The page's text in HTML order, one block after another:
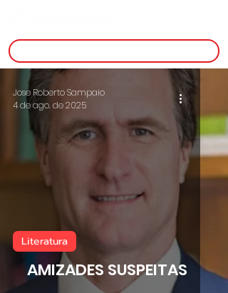
AMIZADES SUSPEITAS
Literatura
Jose Roberto Sampaio
4 de ago. de 2025